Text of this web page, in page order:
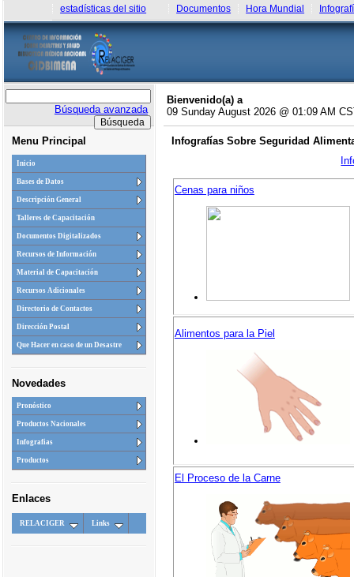
estadísticas del sitio Documentos Hora Mundial
Búsqueda avanzada
Menu Principal
Inicio
Bases de Datos
Descripción General
Talleres de Capacitación
Documentos Digitalizados
Recursos de Información
Material de Capacitación
Recursos Adicionales
Directorio de Contactos
Dirección Postal
Que Hacer en caso de un Desastre
Novedades
Pronóstico
Productos Nacionales
Infografias
Productos
Enlaces
RELACIGER Links
Bienvenido(a) a
09 Sunday August 2026 @ 01:09 AM
Infografías Sobre Seguridad
Cenas para niños
Alimentos para la Piel
El Proceso de la Carne